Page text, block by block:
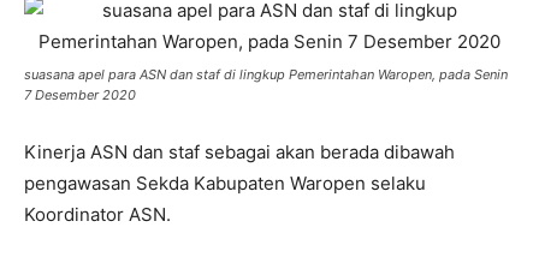
suasana apel para ASN dan staf di lingkup Pemerintahan Waropen, pada Senin
7 Desember 2020
Kinerja ASN dan staf sebagai akan berada dibawah
pengawasan Sekda Kabupaten Waropen selaku
Koordinator ASN.